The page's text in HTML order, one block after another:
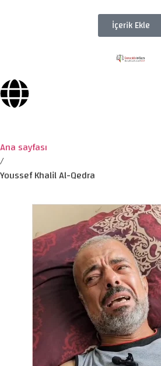
İçerik Ekle
Ana sayfası
/
Youssef Khalil Al-Qedra